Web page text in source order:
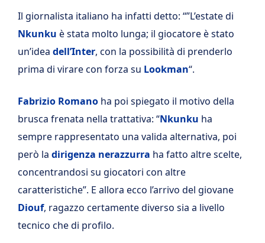
Il giornalista italiano ha infatti detto: “”L’estate di
Nkunku è stata molto lunga; il giocatore è stato
un’idea dell’Inter, con la possibilità di prenderlo
prima di virare con forza su Lookman“.
Fabrizio Romano ha poi spiegato il motivo della
brusca frenata nella trattativa: “Nkunku ha
sempre rappresentato una valida alternativa, poi
però la dirigenza nerazzurra ha fatto altre scelte,
concentrandosi su giocatori con altre
caratteristiche”. E allora ecco l’arrivo del giovane
Diouf, ragazzo certamente diverso sia a livello
tecnico che di profilo.